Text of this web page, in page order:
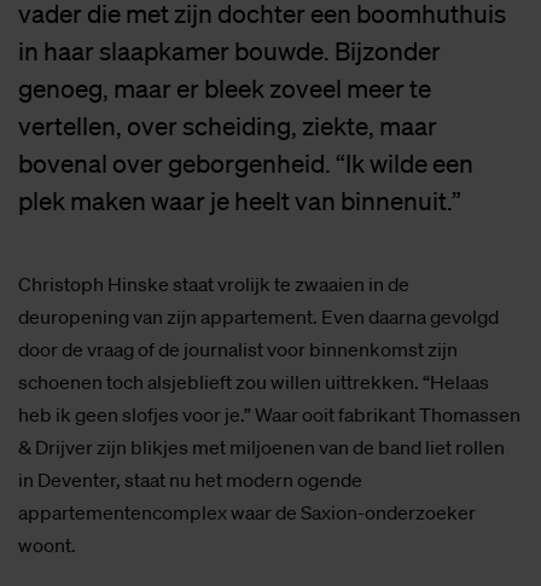
vader die met zijn dochter een boomhuthuis
in haar slaapkamer bouwde. Bijzonder
genoeg, maar er bleek zoveel meer te
vertellen, over scheiding, ziekte, maar
bovenal over geborgenheid. “Ik wilde een
plek maken waar je heelt van binnenuit.”
Christoph Hinske staat vrolijk te zwaaien in de
deuropening van zijn appartement. Even daarna gevolgd
door de vraag of de journalist voor binnenkomst zijn
schoenen toch alsjeblieft zou willen uittrekken. “Helaas
heb ik geen slofjes voor je.” Waar ooit fabrikant Thomassen
& Drijver zijn blikjes met miljoenen van de band liet rollen
in Deventer, staat nu het modern ogende
appartementencomplex waar de Saxion-onderzoeker
woont.